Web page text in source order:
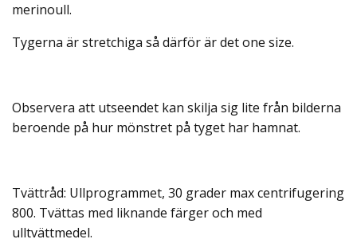
merinoull.
Tygerna är stretchiga så därför är det one size.
Observera att utseendet kan skilja sig lite från bilderna
beroende på hur mönstret på tyget har hamnat.
Tvättråd: Ullprogrammet, 30 grader max centrifugering
800. Tvättas med liknande färger och med
ulltvättmedel.